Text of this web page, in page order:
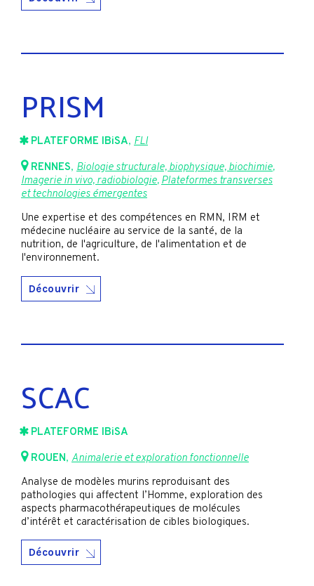
PRISM
PLATEFORME IBiSA, FLI
RENNES, Biologie structurale, biophysique, biochimie,
Imagerie in vivo, radiobiologie,Plateformes transverses
et technologies émergentes
Une expertise et des compétences en RMN, IRM et
médecine nucléaire au service de la santé, de la
nutrition, de l'agriculture, de l'alimentation et de
l'environnement.
Découvrir
SCAC
PLATEFORME IBiSA
ROUEN, Animalerie et exploration fonctionnelle
Analyse de modèles murins reproduisant des
pathologies qui affectent l’Homme, exploration des
aspects pharmacothérapeutiques de molécules
d’intérêt et caractérisation de cibles biologiques.
Découvrir